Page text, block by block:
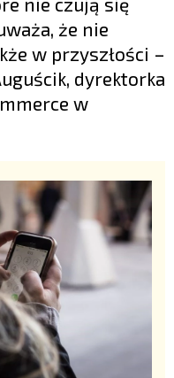
że nie
w przyszłości –
dyrektorka
w